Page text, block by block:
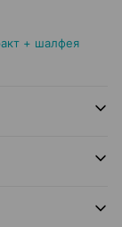
+ шалфея